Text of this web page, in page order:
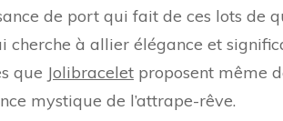
de port qui fait de ces lots de
à allier élégance et
que Jolibracelet proposent même
mystique de l’attrape-rêve.